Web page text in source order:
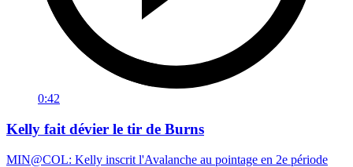
0:42
Kelly fait dévier le tir de Burns
MIN@COL: Kelly inscrit l'Avalanche au pointage en 2e période